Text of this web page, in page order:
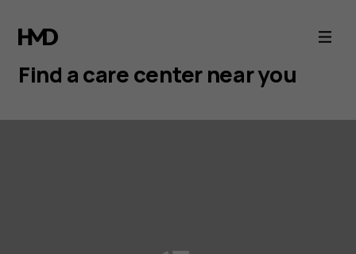
Find
a
Nokia
Find a care center near you